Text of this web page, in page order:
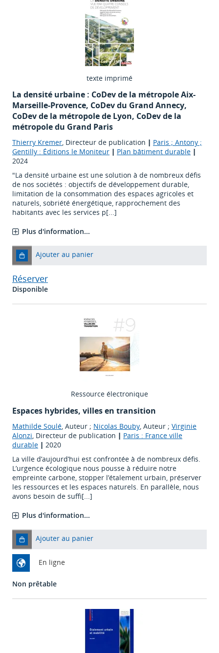
texte imprimé
La densité urbaine : CoDev de la métropole Aix-
Marseille-Provence, CoDev du Grand Annecy,
CoDev de la métropole de Lyon, CoDev de la
métropole du Grand Paris
Thierry Kremer, Directeur de publication | Paris ; Antony ;
Gentilly : Éditions le Moniteur | Plan bâtiment durable |
2024
"La densité urbaine est une solution à de nombreux défis
de nos sociétés : objectifs de développement durable,
limitation de la consommation des espaces agricoles et
naturels, sobriété énergétique, rapprochement des
habitants avec les services p[...]
Plus d'information...
Ajouter au panier
Réserver
Disponible
Ressource électronique
Espaces hybrides, villes en transition
Mathilde Soulé, Auteur ; Nicolas Bouby, Auteur ; Virginie
Alonzi, Directeur de publication | Paris : France ville
durable | 2020
La ville d’aujourd’hui est confrontée à de nombreux défis.
L’urgence écologique nous pousse à réduire notre
empreinte carbone, stopper l’étalement urbain, préserver
les ressources et les espaces naturels. En parallèle, nous
avons besoin de suffi[...]
Plus d'information...
Ajouter au panier
En ligne
Non prêtable